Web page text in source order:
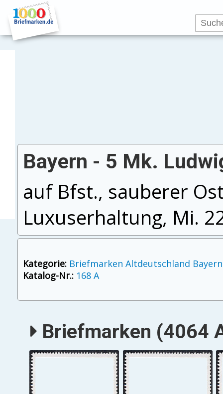
Bayern - 5 Mk.
auf Bfst., sauberer
Luxuserhaltung, Mi.
Kategorie: Briefmarken Altdeutschland Bayern
Katalog-Nr.: 168 A
Briefmarken (4064